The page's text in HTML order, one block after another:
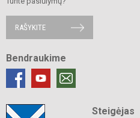
RAŠYKITE
Bendraukime
Steigėjas